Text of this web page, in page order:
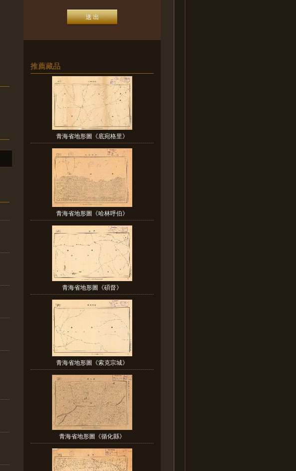
推薦藏品
青海省地形圖《底宛格里》
青海省地形圖《哈林呼伯》
青海省地形圖《碩督》
青海省地形圖《索克宗城》
青海省地形圖《循化縣》